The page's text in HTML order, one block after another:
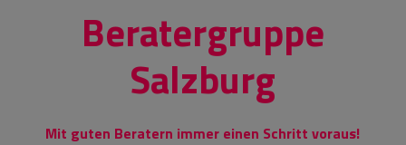
Beratergruppe
Salzburg
Mit guten Beratern immer einen Schritt voraus!